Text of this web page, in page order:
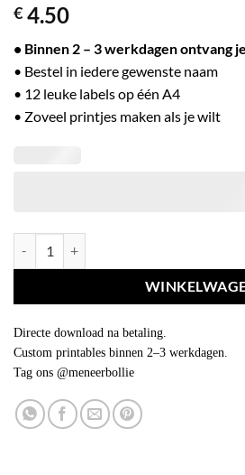
€ 4.50
• Binnen 2 – 3 werkdagen ontvang
• Bestel in iedere gewenste naam
• 12 leuke labels op één A4
• Zoveel printjes maken als je wilt
Directe download na betaling.
Custom printables binnen 2–3 werkdagen.
Tag ons @meneerbollie